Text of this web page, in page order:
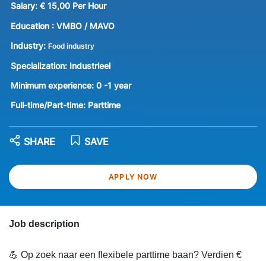
Salary: € 15,00 Per Hour
Education : VMBO / MAVO
Industry: Food industry
Specialization: Industrieel
Minimum experience: 0 -1 year
Full-time/Part-time: Parttime
APPLY NOW
SAVE
SHARE
Job description
💪 Op zoek naar een flexibele parttime baan? Verdien €